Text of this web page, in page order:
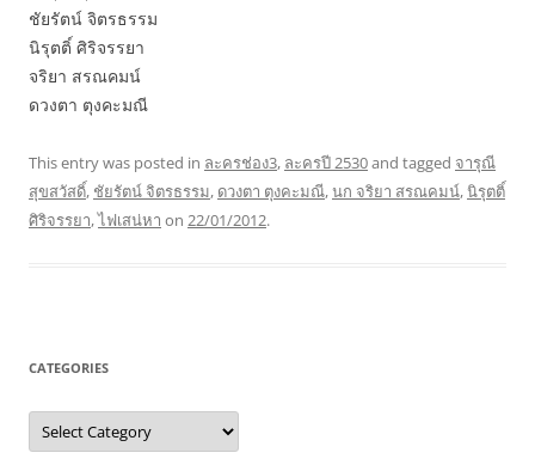
ชัยรัตน์ จิตรธรรม
นิรุตติ์ ศิริจรรยา
จริยา สรณคมน์
ดวงตา ตุงคะมณี
This entry was posted in ละครช่อง3, ละครปี 2530and tagged จารุณี
สุขสวัสดิ์, ชัยรัตน์ จิตรธรรม, ดวงตา ตุงคะมณี,นก จริยา สรณคมน์,นิรุตติ์
ศิริจรรยา,ไฟเสน่หา on 22/01/2012.
CATEGORIES
C
t